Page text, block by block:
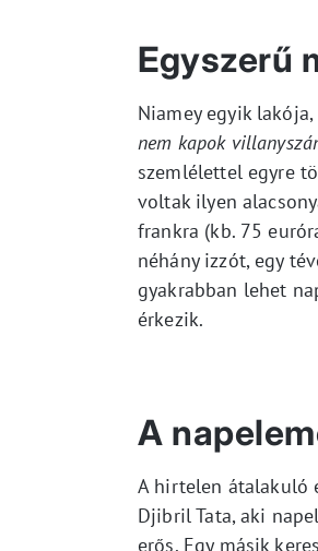
Egyszerű
Niamey egyik
nem kapok
szemlélettel egyre
voltak ilyen
frankra (kb. 75
néhány izzót, egy
gyakrabban lehet
érkezik.
A
A hirtelen átalakuló
Djibril Tata, aki
erős. Egy másik